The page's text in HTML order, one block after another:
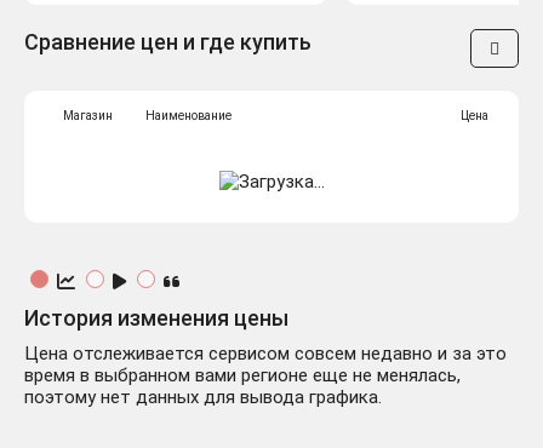
Сравнение цен и где купить
Магазин Наименование Цена
История изменения цены
Цена отслеживается сервисом совсем недавно и за это
время в выбранном вами регионе еще не менялась,
поэтому нет данных для вывода графика.